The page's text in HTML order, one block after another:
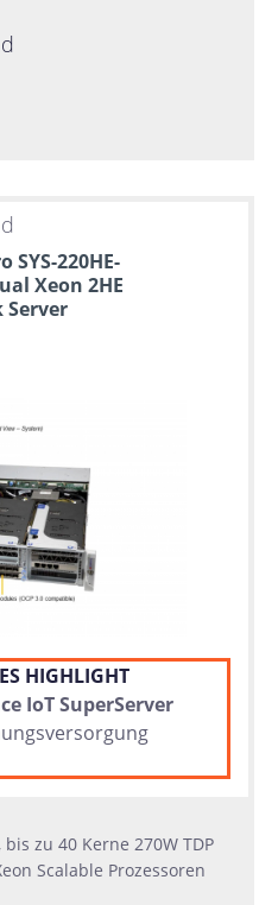
SYS-220HE-
Xeon 2HE
Server
HIGHLIGHT
IoT SuperServer
zu 40 Kerne 270W TDP
Scalable Prozessoren